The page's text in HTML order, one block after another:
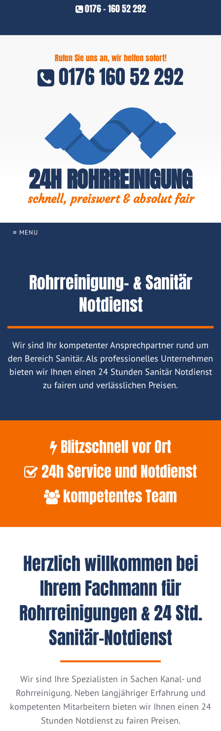
0176 - 160 52 292
Rufen Sie uns an, wir helfen sofort!
0176 160 52 292
24H ROHRREINIGUNG
schnell, preiswert & absolut fair
≡ MENU
Rohrreinigung- & Sanitär
Notdienst
Wir sind Ihr kompetenter Ansprechpartner rund um
den Bereich Sanitär. Als professionelles Unternehmen
bieten wir Ihnen einen 24 Stunden Sanitär Notdienst
zu fairen und verlässlichen Preisen.
Blitzschnell vor Ort
24h Service und Notdienst
kompetentes Team
Herzlich willkommen bei
Ihrem Fachmann für
Rohrreinigungen & 24 Std.
Sanitär-Notdienst
Wir sind Ihre Spezialisten in Sachen Kanal- und
Rohrreinigung. Neben langjähriger Erfahrung und
kompetenten Mitarbeitern bieten wir Ihnen einen 24
Stunden Notdienst zu fairen Preisen.